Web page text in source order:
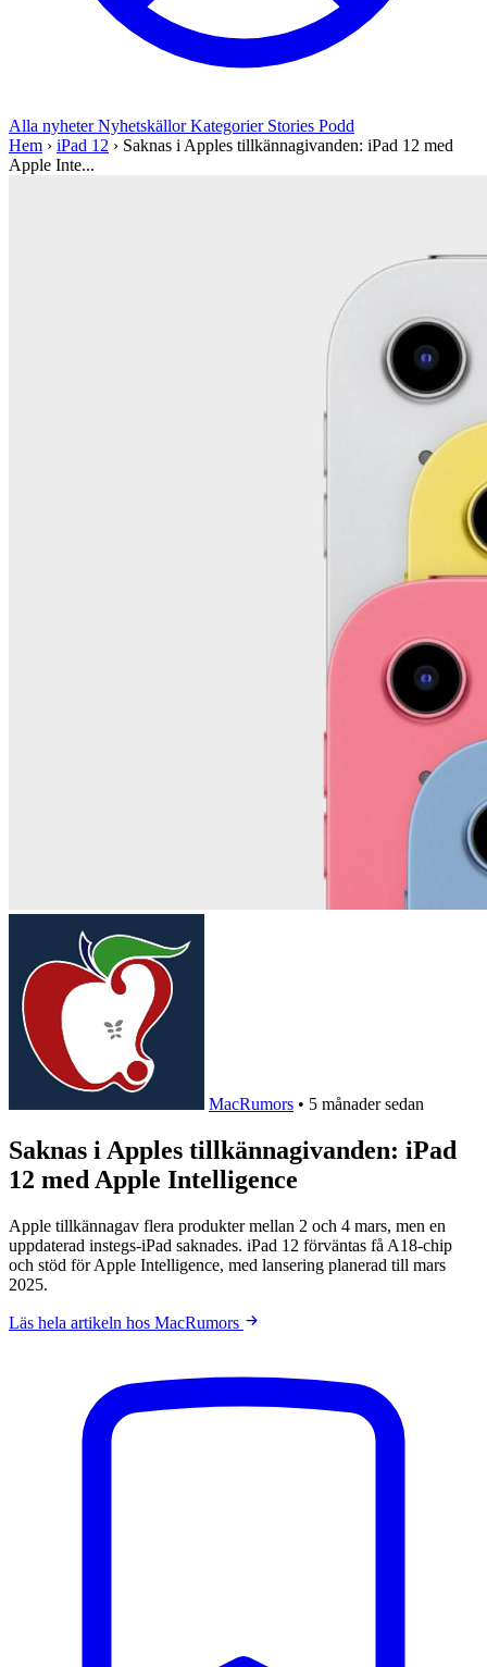
Alla nyheterNyhetskällorKategorier Stories Podd
Hem › iPad 12 › Saknas i Apples tillkännagivanden: iPad 12 med
Apple Inte...
MacRumors • 5 månader sedan
Saknas i Apples tillkännagivanden: iPad
12 med Apple Intelligence
Apple tillkännagav flera produkter mellan 2 och 4 mars, men en
uppdaterad instegs-iPad saknades. iPad 12 förväntas få A18-chip
och stöd för Apple Intelligence, med lansering planerad till mars
2025.
Läs hela artikeln hos MacRumors